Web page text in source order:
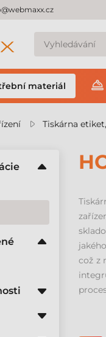
materiál
Tiskárna
což z